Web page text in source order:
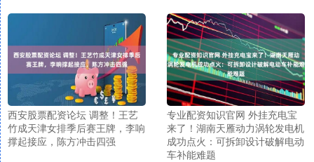
西安股票配资论坛 调整！王艺
竹成天津女排季后赛王牌，李响
撑起接应，陈方冲击四强
专业配资知识官网 外挂充电宝
来了！湖南天雁动力涡轮发电机
成功点火：可拆卸设计破解电动
车补能难题